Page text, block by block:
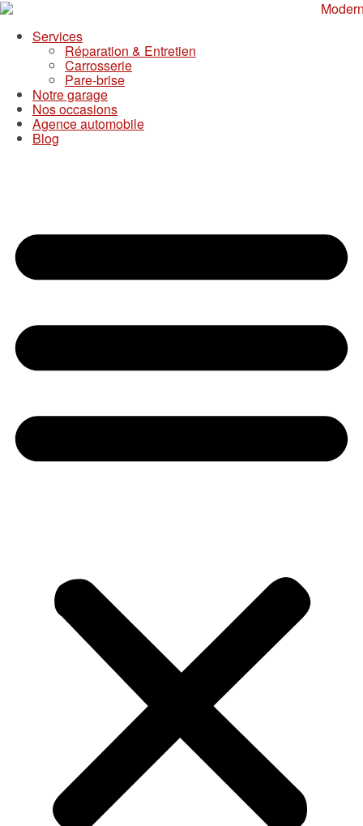
Services
Réparation & Entretien
Carrosserie
Pare-brise
Notre garage
Nos occasions
Agence automobile
Blog